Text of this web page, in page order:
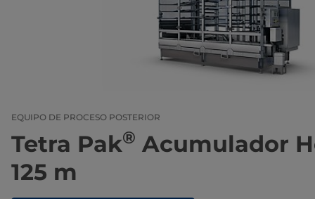
EQUIPO DE PROCESO POSTERIOR
Tetra Pak® Acumulador
125 m